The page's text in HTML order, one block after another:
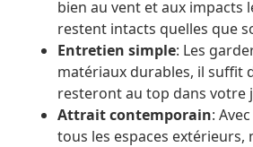
bien au vent et aux impacts
restent intacts quelles que
Entretien simple: Les
matériaux durables, il suffit
resteront au top dans votre
Attrait contemporain:
tous les espaces